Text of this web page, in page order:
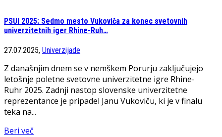
PSUI 2025: Sedmo mesto Vukoviča za konec svetovnih
univerzitetnih iger Rhine-Ruh…
27.07.2025, Univerzijade
Z današnjim dnem se v nemškem Porurju zaključujejo
letošnje poletne svetovne univerzitetne igre Rhine-
Ruhr 2025. Zadnji nastop slovenske univerzitetne
reprezentance je pripadel Janu Vukoviču, ki je v finalu
teka na...
Beri več